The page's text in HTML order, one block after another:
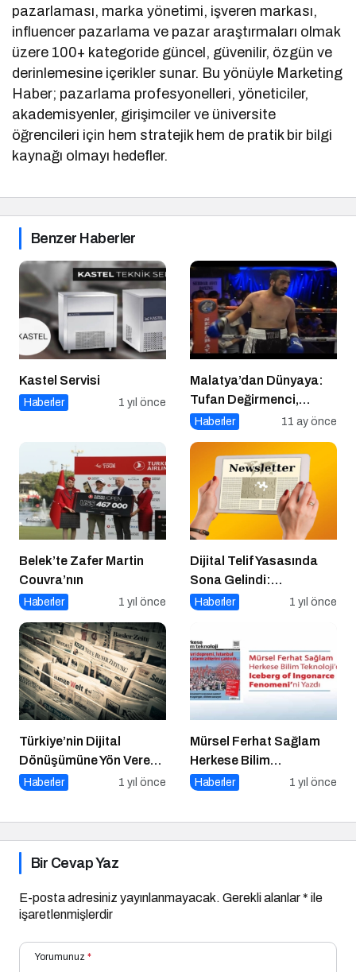
pazarlaması, marka yönetimi, işveren markası,
influencer pazarlama ve pazar araştırmaları olmak
üzere 100+ kategoride güncel, güvenilir, özgün ve
derinlemesine içerikler sunar. Bu yönüyle Marketing
Haber; pazarlama profesyonelleri, yöneticiler,
akademisyenler, girişimciler ve üniversite
öğrencileri için hem stratejik hem de pratik bir bilgi
kaynağı olmayı hedefler.
Benzer Haberler
Kastel Servisi
Haberler 1 yıl önce
Malatya’dan Dünyaya:
Tufan Değirmenci,
Fethiye’de Ringe Çıkıyor
Haberler 11 ay önce
Belek’te Zafer Martin
Couvra’nın
Haberler 1 yıl önce
Dijital Telif Yasasında
Sona Gelindi:
Yayıncılara Haziran
Haberler 1 yıl önce
Türkiye’nin Dijital
Dönüşümüne Yön Veren
15 Platform
Haberler 1 yıl önce
Mürsel Ferhat Sağlam
Herkese Bilim
Teknoloji’de “Iceberg of
Haberler 1 yıl önce
Bir Cevap Yaz
E-posta adresiniz yayınlanmayacak. Gerekli alanlar* ile
işaretlenmişlerdir
Yorumunuz *